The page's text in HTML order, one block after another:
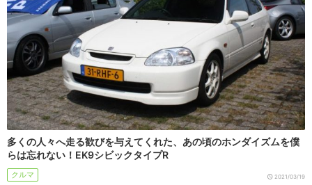
多くの人々へ走る歓びを与えてくれた、あの頃のホンダイズムを僕
らは忘れない！EK9シビックタイプR
クルマ 2021/03/19